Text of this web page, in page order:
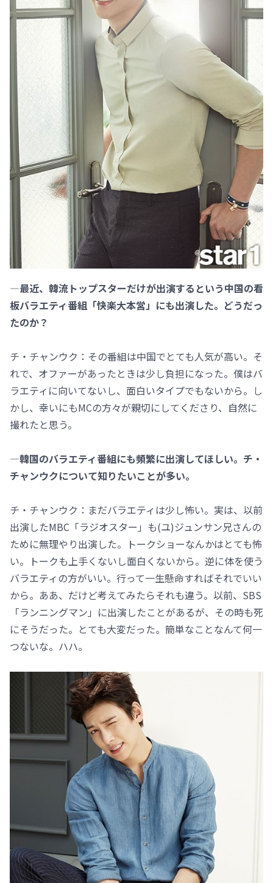
―最近、韓流トップスターだけが出演するという中国の看
板バラエティ番組「快楽大本営」にも出演した。どうだっ
たのか？
チ・チャンウク：その番組は中国でとても人気が高い。そ
れで、オファーがあったときは少し負担になった。僕はバ
ラエティに向いてないし、面白いタイプでもないから。し
かし、幸いにもMCの方々が親切にしてくださり、自然に
撮れたと思う。
―韓国のバラエティ番組にも頻繁に出演してほしい。チ・
チャンウクについて知りたいことが多い。
チ・チャンウク：まだバラエティは少し怖い。実は、以前
出演したMBC「ラジオスター」も(ユ)ジュンサン兄さんの
ために無理やり出演した。トークショーなんかはとても怖
い。トークも上手くないし面白くないから。逆に体を使う
バラエティの方がいい。行って一生懸命すればそれでいい
から。ああ、だけど考えてみたらそれも違う。以前、SBS
「ランニングマン」に出演したことがあるが、その時も死
にそうだった。とても大変だった。簡単なことなんて何一
つないな。ハハ。